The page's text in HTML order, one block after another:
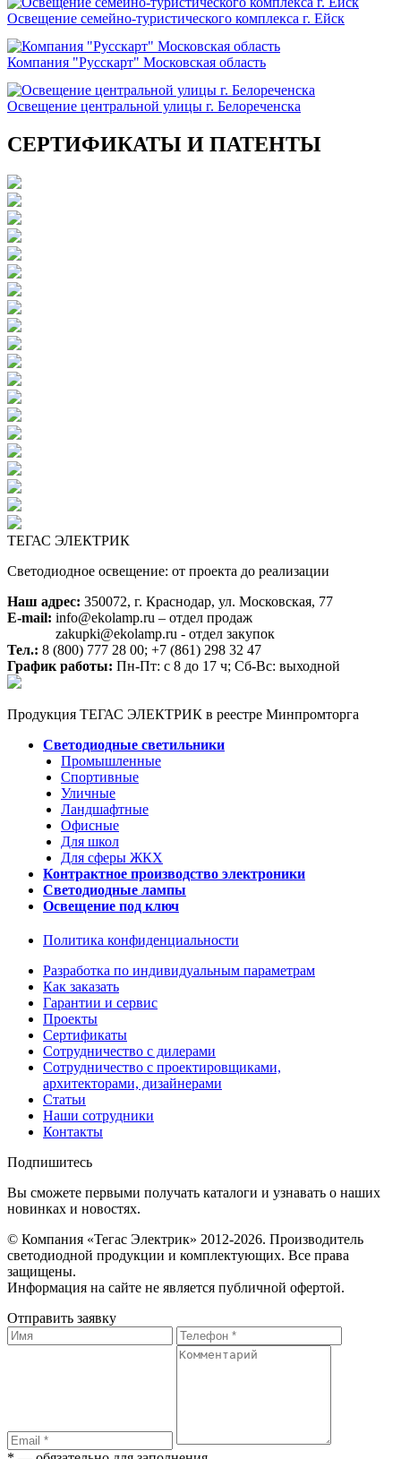
Освещение семейно-туристического комплекса г. Ейск
Компания "Русскарт" Московская область
Освещение центральной улицы г. Белореченска
СЕРТИФИКАТЫ И ПАТЕНТЫ
ТЕГАС ЭЛЕКТРИК
Светодиодное освещение: от проекта до реализации
Наш адрес: 350072, г. Краснодар, ул. Московская, 77
E-mail: info@ekolamp.ru – отдел продаж
zakupki@ekolamp.ru - отдел закупок
Тел.: 8 (800) 777 28 00; +7 (861) 298 32 47
График работы: Пн-Пт: с 8 до 17 ч; Сб-Вс: выходной
Продукция ТЕГАС ЭЛЕКТРИК в реестре Минпромторга
Светодиодные светильники
Промышленные
Спортивные
Уличные
Ландшафтные
Офисные
Для школ
Для сферы ЖКХ
Контрактное производство электроники
Светодиодные лампы
Освещение под ключ
Политика конфиденциальности
Разработка по индивидуальным параметрам
Как заказать
Гарантии и сервис
Проекты
Сертификаты
Сотрудничество с дилерами
Сотрудничество с проектировщиками,
архитекторами, дизайнерами
Статьи
Наши сотрудники
Контакты
Подпишитесь
Вы сможете первыми получать каталоги и узнавать о наших
новинках и новостях.
© Компания «Тегас Электрик» 2012-2026. Производитель
светодиодной продукции и комплектующих. Все права
защищены.
Информация на сайте не является публичной офертой.
Отправить заявку